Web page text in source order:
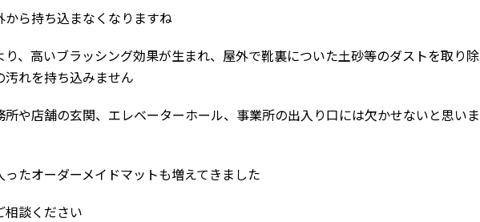
ら持ち込まなくなりますね
、高いブラッシング効果が生まれ、屋外で靴裏についた土砂等のダストを取り除
れを持ち込みません
や店舗の玄関、エレベーターホール、事業所の出入り口には欠かせないと思いま
たオーダーメイドマットも増えてきました
相談ください